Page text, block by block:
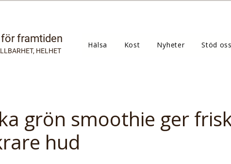
framtiden
HELHET
Hälsa Kost Nyheter Stöd oss
grön smoothie ger
hud